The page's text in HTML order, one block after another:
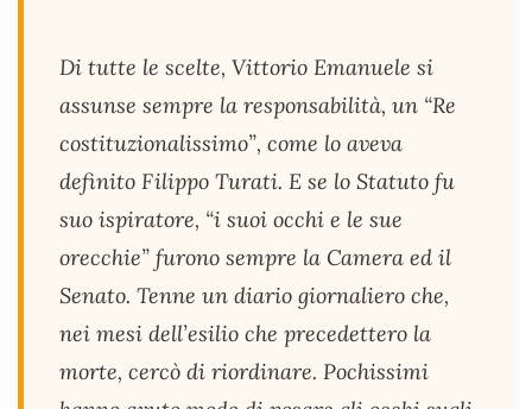
Di tutte le scelte, Vittorio Emanuele si
assunse sempre la responsabilità, un “Re
costituzionalissimo”, come lo aveva
definito Filippo Turati. E se lo Statuto fu
suo ispiratore, “i suoi occhi e le sue
orecchie” furono sempre la Camera ed il
Senato. Tenne un diario giornaliero che,
nei mesi dell’esilio che precedettero la
morte, cercò di riordinare. Pochissimi